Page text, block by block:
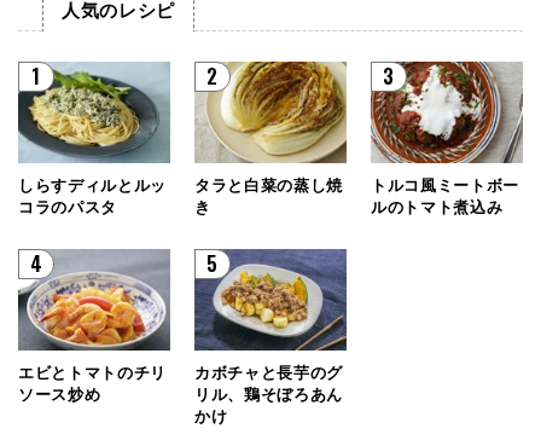
人気のレシピ
1
しらすディルとルッ
コラのパスタ
2
タラと白菜の蒸し焼
き
3
トルコ風ミートボー
ルのトマト煮込み
4
エビとトマトのチリ
ソース炒め
5
カボチャと長芋のグ
リル、鶏そぼろあん
かけ